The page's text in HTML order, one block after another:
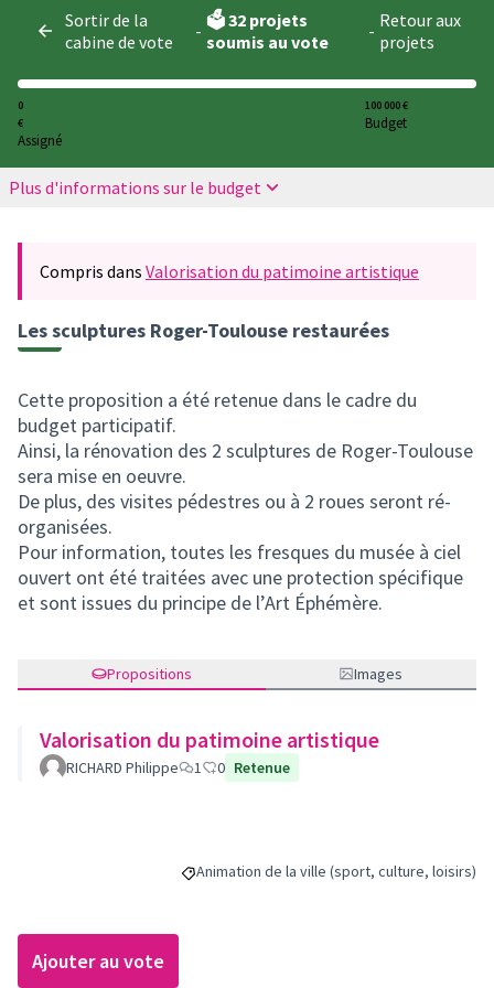
Sortir de la
cabine de vote
- 🗳️ 32 projets
soumis au vote
- Retour aux
projets
0
€
Assigné
100 000 €
Budget
Plus d'informations sur le budget
Compris dans Valorisation du patimoine artistique
Les sculptures Roger-Toulouse restaurées
Cette proposition a été retenue dans le cadre du
budget participatif.
Ainsi, la rénovation des 2 sculptures de Roger-Toulouse
sera mise en oeuvre.
De plus, des visites pédestres ou à 2 roues seront ré-
organisées.
Pour information, toutes les fresques du musée à ciel
ouvert ont été traitées avec une protection spécifique
et sont issues du principe de l’Art Éphémère.
Propositions Images
Valorisation du patimoine artistique
RICHARD Philippe 1 0 Retenue
Filtrer les résultats de la catégorie :
Animation de la ville (sport, culture, loisirs)
Ajouter au vote
Panneau de gestion des cookies